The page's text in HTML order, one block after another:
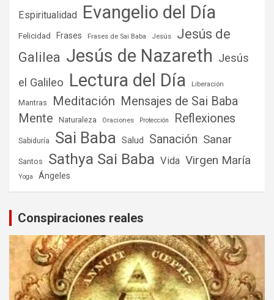
Espiritualidad Evangelio del Día
Felicidad Frases Frases de Sai Baba Jesús
Jesús de
Galilea Jesús de Nazareth Jesús
el Galileo Lectura del Día Liberación
Mantras Meditación Mensajes de Sai Baba
Mente
Naturaleza Oraciones Protección Reflexiones
Sabiduría Sai Baba Salud Sanación Sanar
Santos Sathya Sai Baba Vida Virgen María
Yoga Ángeles
Conspiraciones reales